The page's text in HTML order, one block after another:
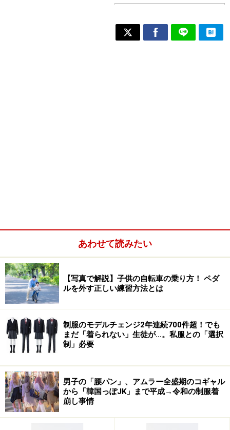
あわせて読みたい
【写真で解説】子供の自転車の乗り方！ ペダ
ルを外す正しい練習方法とは
制服のモデルチェンジ2年連続700件超！でも
まだ「着られない」生徒が…。私服との「選択
制」必要
男子の「腰パン」、アムラー全盛期のコギャル
から「韓国っぽJK」まで平成→令和の制服着
崩し事情